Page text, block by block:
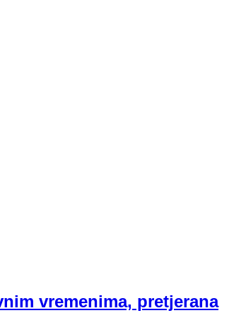
vremenima, pretjerana